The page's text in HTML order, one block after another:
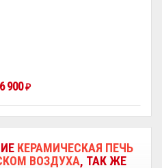
900 ₽
КЕРАМИЧЕСКАЯ ПЕЧЬ
ВОЗДУХА, ТАК ЖЕ